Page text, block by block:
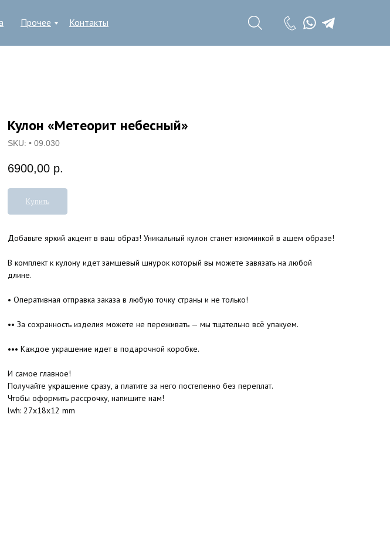
Контакты
Прочее
Кулон «Метеорит небесный»
SKU: • 09.030
6900,00 р.
Купить
Добавьте яркий акцент в ваш образ! Уникальный кулон станет изюминкой в ашем образе!
В комплект к кулону идет замшевый шнурок который вы можете завязать на любой
длине.
• Оперативная отправка заказа в любую точку страны и не только!
•• За сохранность изделия можете не переживать — мы тщательно всё упакуем.
••• Каждое украшение идет в подарочной коробке.
И самое главное!
Получайте украшение сразу, а платите за него постепенно без переплат.
Чтобы оформить рассрочку, напишите нам!
lwh: 27x18x12 mm